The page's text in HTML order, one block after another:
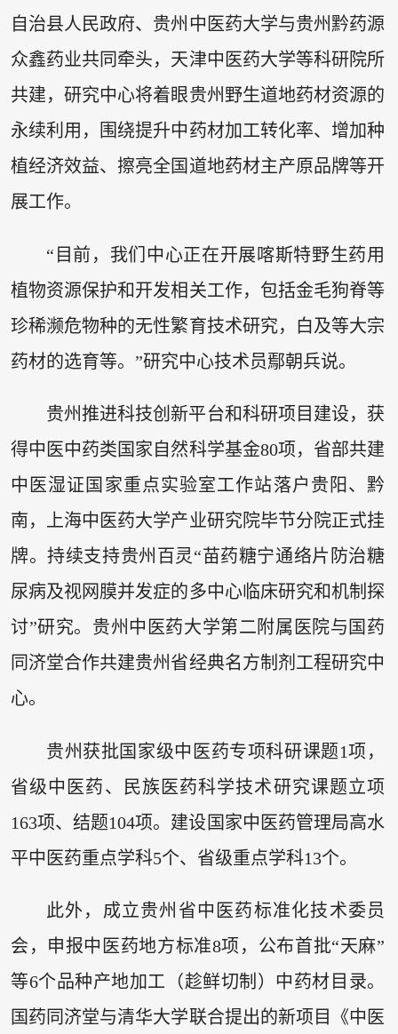
自治县人民政府、贵州中医药大学与贵州黔药源
众鑫药业共同牵头，天津中医药大学等科研院所
共建，研究中心将着眼贵州野生道地药材资源的
永续利用，围绕提升中药材加工转化率、增加种
植经济效益、擦亮全国道地药材主产原品牌等开
展工作。
“目前，我们中心正在开展喀斯特野生药用
植物资源保护和开发相关工作，包括金毛狗脊等
珍稀濒危物种的无性繁育技术研究，白及等大宗
药材的选育等。”研究中心技术员鄢朝兵说。
贵州推进科技创新平台和科研项目建设，获
得中医中药类国家自然科学基金80项，省部共建
中医湿证国家重点实验室工作站落户贵阳、黔
南，上海中医药大学产业研究院毕节分院正式挂
牌。持续支持贵州百灵“苗药糖宁通络片防治糖
尿病及视网膜并发症的多中心临床研究和机制探
讨”研究。贵州中医药大学第二附属医院与国药
同济堂合作共建贵州省经典名方制剂工程研究中
心。
贵州获批国家级中医药专项科研课题1项，
省级中医药、民族医药科学技术研究课题立项
163项、结题104项。建设国家中医药管理局高水
平中医药重点学科5个、省级重点学科13个。
此外，成立贵州省中医药标准化技术委员
会，申报中医药地方标准8项，公布首批“天麻”
等6个品种产地加工（趁鲜切制）中药材目录。
国药同济堂与清华大学联合提出的新项目《中医